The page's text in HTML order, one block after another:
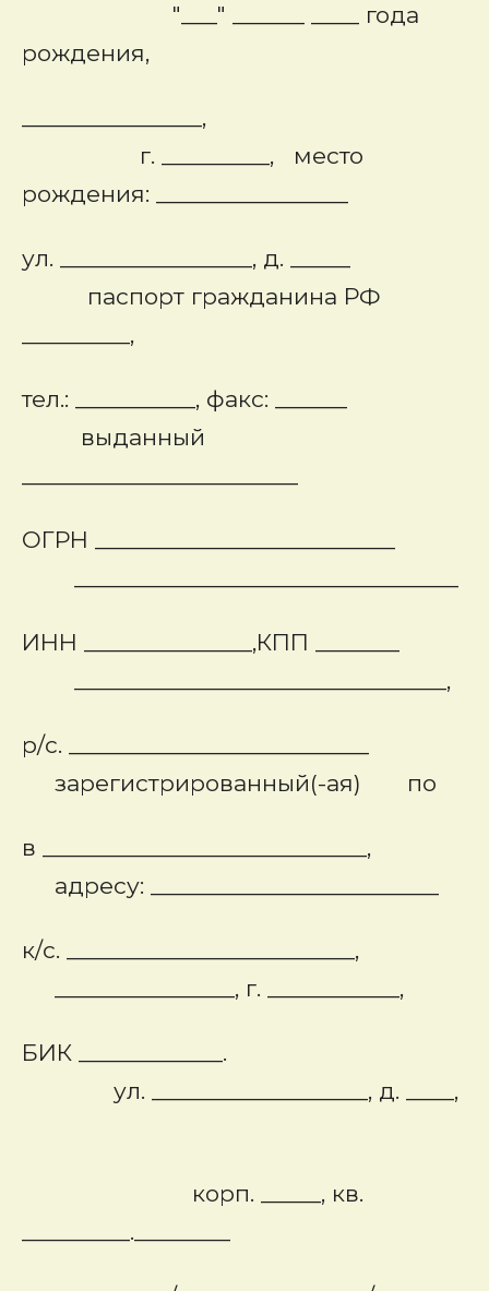
"___" ______ ____ года
рождения,
_______________,
г. _________, место
рождения: ________________
ул. ________________, д. _____
паспорт гражданина РФ
_________,
тел.: __________, факс: ______
выданный
ОГРН _________________________
ИНН ______________,КПП _______
_______________________________,
р/с. _________________________
зарегистрированный(-ая) по
в ___________________________,
адресу: ________________________
к/с. ________________________,
_______________, г. ___________,
БИК ____________.
ул. __________________, д. ____,
корп. _____, кв.
_________.________